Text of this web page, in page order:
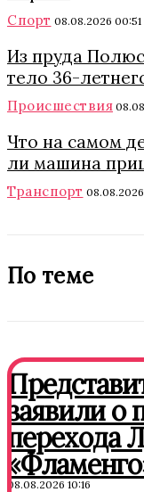
Спорт 08.08.2026 00:51
Из пруда
тело 36-
Происшествия
Что на самом
ли машина
Транспорт
По теме
заявили о
перехода
08.08.2026 10:16